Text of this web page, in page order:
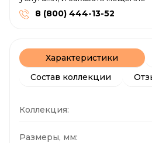
8 (800) 444-13-52
Характеристики
Состав коллекции
Коллекция:
Размеры, мм: